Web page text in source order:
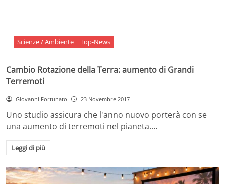
Scienze / Ambiente Top-News
Cambio Rotazione della Terra: aumento di Grandi
Terremoti
Giovanni Fortunato 23 Novembre 2017
Uno studio assicura che l'anno nuovo porterà con se
una aumento di terremoti nel pianeta.…
Leggi di più